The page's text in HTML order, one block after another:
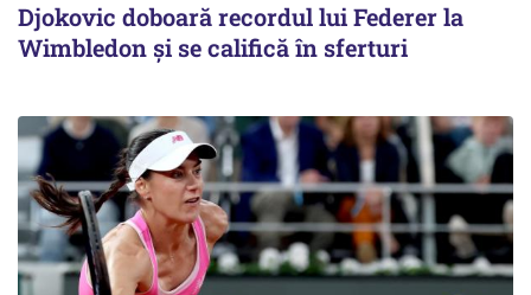
Djokovic doboară recordul lui Federer la
Wimbledon și se califică în sferturi